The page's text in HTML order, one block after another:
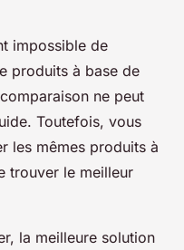
impossible de
produits à base de
ne peut
Toutefois, vous
les mêmes produits à
trouver le meilleur
la meilleure solution